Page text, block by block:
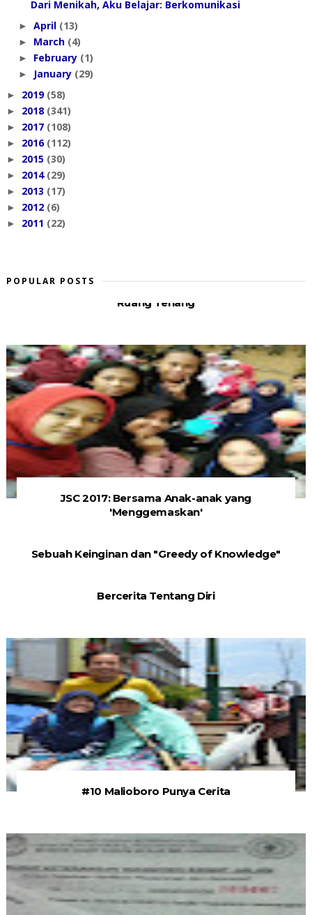
Dari Menikah, Aku Belajar: Berkomunikasi
► April (13)
► March (4)
► February (1)
► January (29)
► 2019 (58)
► 2018 (341)
► 2017 (108)
► 2016 (112)
► 2015 (30)
► 2014 (29)
► 2013 (17)
► 2012 (6)
► 2011 (22)
POPULAR POSTS
Ruang Tenang
JSC 2017: Bersama Anak-anak yang
'Menggemaskan'
Sebuah Keinginan dan "Greedy of Knowledge"
Bercerita Tentang Diri
#10 Malioboro Punya Cerita